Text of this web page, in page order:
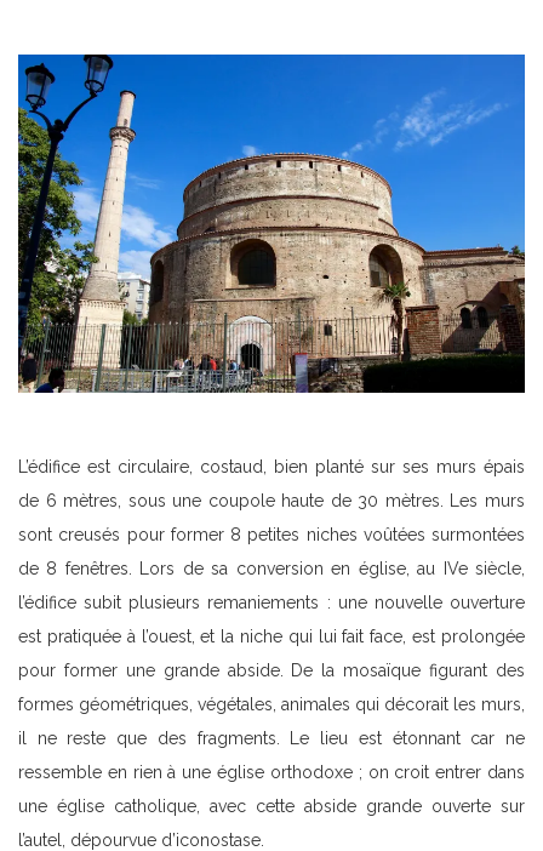
L’édifice est circulaire, costaud, bien planté sur ses murs épais
de 6 mètres, sous une coupole haute de 30 mètres. Les murs
sont creusés pour former 8 petites niches voûtées surmontées
de 8 fenêtres. Lors de sa conversion en église, au IVe siècle,
l’édifice subit plusieurs remaniements : une nouvelle ouverture
est pratiquée à l’ouest, et la niche qui lui fait face, est prolongée
pour former une grande abside. De la mosaïque figurant des
formes géométriques, végétales, animales qui décorait les murs,
il ne reste que des fragments. Le lieu est étonnant car ne
ressemble en rien à une église orthodoxe ; on croit entrer dans
une église catholique, avec cette abside grande ouverte sur
l’autel, dépourvue d’iconostase.